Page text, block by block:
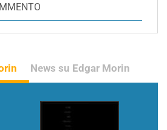
News su Edgar Morin